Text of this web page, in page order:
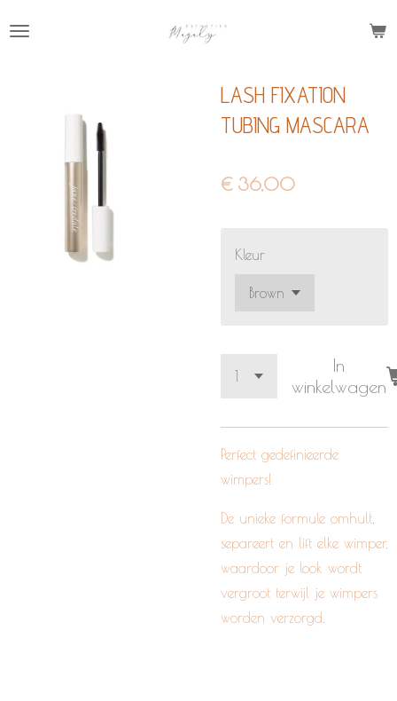
hoofdinhoud
LASH FIXATION
TUBING MASCARA
€ 36,00
Kleur
In
winkelwagen
Perfect gedefinieerde
wimpers!
De unieke formule omhult,
separeert en lift elke wimper,
waardoor je look wordt
vergroot terwijl je wimpers
worden verzorgd.